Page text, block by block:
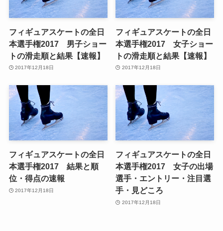
フィギュアスケートの全日
本選手権2017 男子ショー
トの滑走順と結果【速報】
2017年12月18日
フィギュアスケートの全日
本選手権2017 女子ショー
トの滑走順と結果【速報】
2017年12月18日
フィギュアスケートの全日
本選手権2017 結果と順
位・得点の速報
2017年12月18日
フィギュアスケートの全日
本選手権2017 女子の出場
選手・エントリー・注目選
手・見どころ
2017年12月18日